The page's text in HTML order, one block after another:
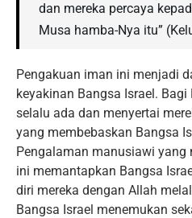
dan mereka percaya
Musa hamba-Nya itu”
Pengakuan iman ini menjadi
keyakinan Bangsa Israel. Bagi
selalu ada dan menyertai
yang membebaskan Bangsa
Pengalaman manusiawi yang
ini memantapkan Bangsa
diri mereka dengan Allah
Bangsa Israel menemukan